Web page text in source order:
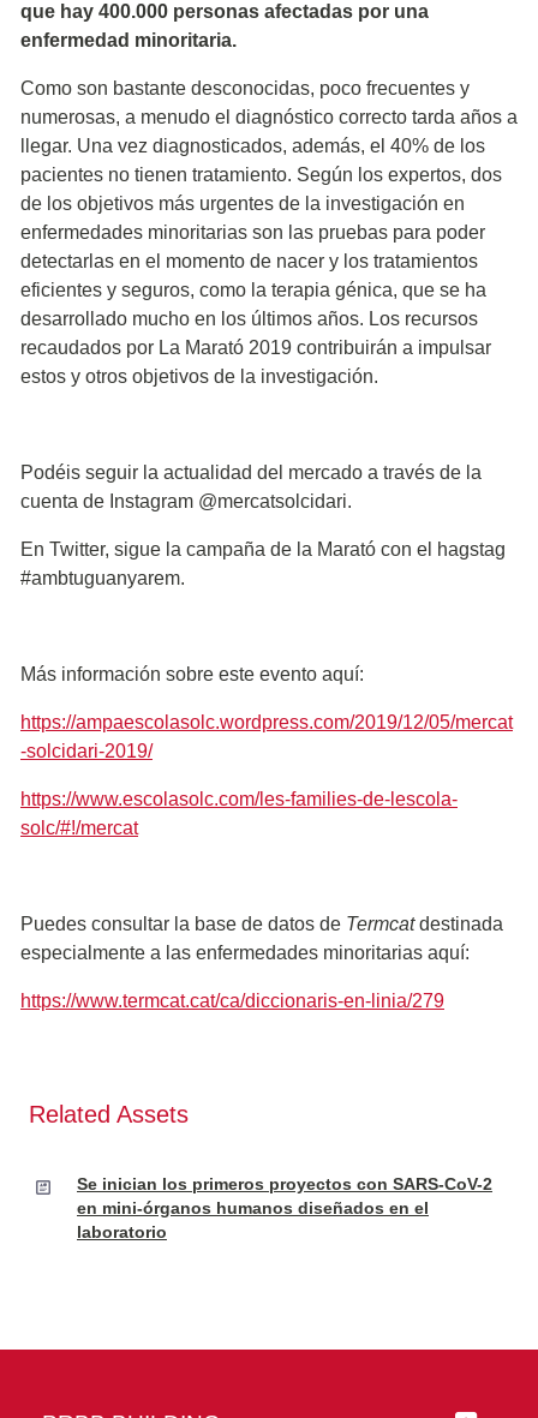
que hay 400.000 personas afectadas por una
enfermedad minoritaria.
Como son bastante desconocidas, poco frecuentes y
numerosas, a menudo el diagnóstico correcto tarda años a
llegar. Una vez diagnosticados, además, el 40% de los
pacientes no tienen tratamiento. Según los expertos, dos
de los objetivos más urgentes de la investigación en
enfermedades minoritarias son las pruebas para poder
detectarlas en el momento de nacer y los tratamientos
eficientes y seguros, como la terapia génica, que se ha
desarrollado mucho en los últimos años. Los recursos
recaudados por La Marató 2019 contribuirán a impulsar
estos y otros objetivos de la investigación.
Podéis seguir la actualidad del mercado a través de la
cuenta de Instagram @mercatsolcidari.
En Twitter, sigue la campaña de la Marató con el hagstag
#ambtuguanyarem.
Más información sobre este evento aquí:
https://ampaescolasolc.wordpress.com/2019/12/05/mercat
-solcidari-2019/
https://www.escolasolc.com/les-families-de-lescola-
solc/#!/mercat
Puedes consultar la base de datos de Termcatdestinada
especialmente a las enfermedades minoritarias aquí:
https://www.termcat.cat/ca/diccionaris-en-linia/279
Related Assets
Se inician los primeros proyectos con SARS-CoV-2
en mini-órganos humanos diseñados en el
laboratorio